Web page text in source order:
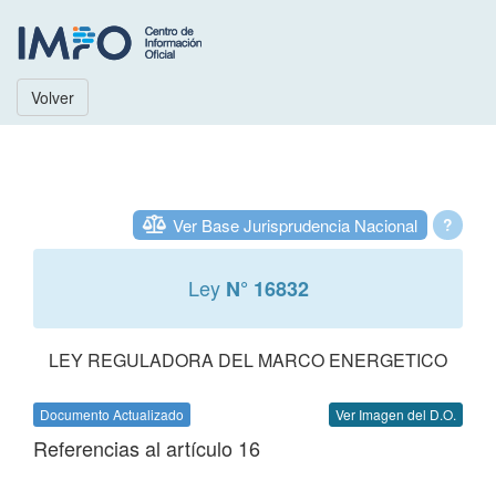
Volver
?
Ver Base Jurisprudencia Nacional
Ley N° 16832
LEY REGULADORA DEL MARCO ENERGETICO
Documento Actualizado Ver Imagen del D.O.
Referencias al artículo 16